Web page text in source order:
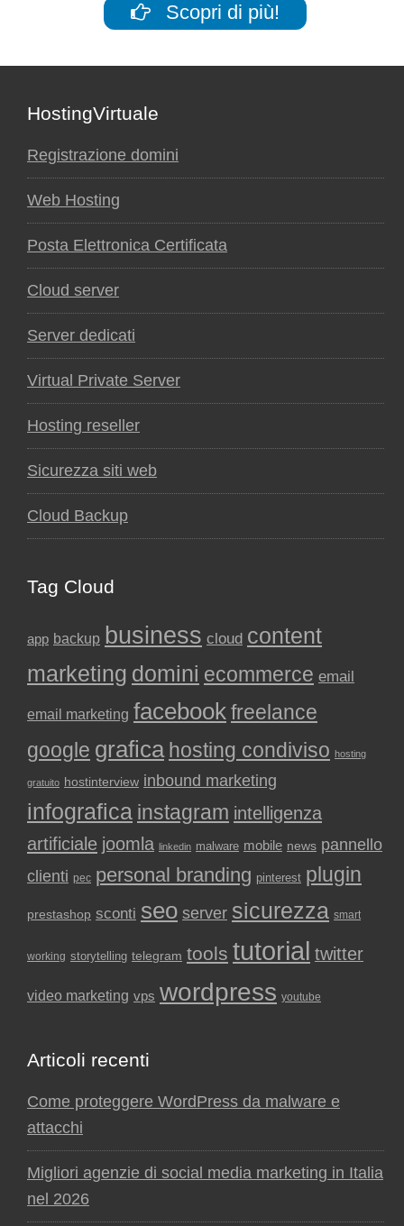
Scopri di più!
Footer
HostingVirtuale
Registrazione domini
Web Hosting
Posta Elettronica Certificata
Cloud server
Server dedicati
Virtual Private Server
Hosting reseller
Sicurezza siti web
Cloud Backup
Tag Cloud
app backup business cloud content
marketing domini ecommerce email
email marketing facebookfreelance
google grafica hosting condiviso hosting
gratuito hostinterview inbound marketing
infografica instagram intelligenza
artificiale joomla linkedin malware mobile news pannello
clienti pec personal branding pinterest plugin
prestashop sconti seo server sicurezza smart
working storytelling telegram tools tutorial twitter
video marketing vps wordpress youtube
Articoli recenti
Come proteggere WordPress da malware e
attacchi
Migliori agenzie di social media marketing in Italia
nel 2026